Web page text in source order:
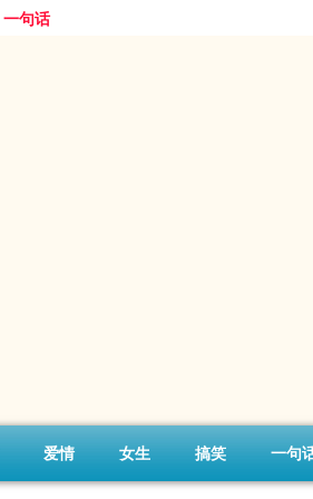
一句话
爱情 女生 搞笑 一句